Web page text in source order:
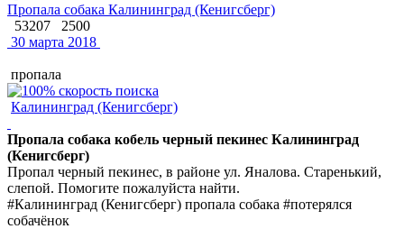
Пропала собака Калининград (Кенигсберг)
53207
2500
30 марта 2018
пропала
Калининград (Кенигсберг)
Пропала собака кобель черный пекинес Калининград
(Кенигсберг)
Пропал черный пекинес, в районе ул. Яналова. Старенький,
слепой. Помогите пожалуйста найти.
#Калининград (Кенигсберг) пропала собака #потерялся
собачёнок